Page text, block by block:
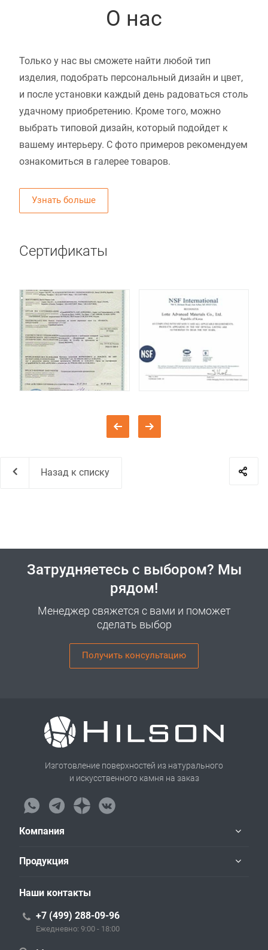
О нас
Только у нас вы сможете найти любой тип
изделия, подобрать персональный дизайн и цвет,
и после установки каждый день радоваться столь
удачному приобретению. Кроме того, можно
выбрать типовой дизайн, который подойдет к
вашему интерьеру. С фото примеров рекомендуем
ознакомиться в галерее товаров.
Узнать больше
Сертификаты
Назад к списку
Затрудняетесь с выбором? Мы
рядом!
Менеджер свяжется с вами и поможет
сделать выбор
Получить консультацию
Изготовление поверхностей из натурального
и искусственного камня на заказ
Компания
Продукция
Наши контакты
+7 (499) 288-09-96
Ежедневно: 9:00 - 18:00